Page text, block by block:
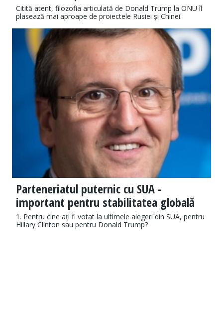
Citită atent, filozofia articulată de Donald Trump la ONU îl
plasează mai aproape de proiectele Rusiei și Chinei.
Parteneriatul puternic cu SUA -
important pentru stabilitatea globală
1. Pentru cine ați fi votat la ultimele alegeri din SUA, pen­tru
Hillary Clinton sau pentru Donald Trump?